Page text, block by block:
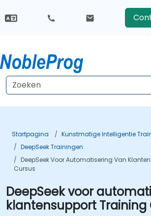
Startpagina
Kunstmatige Intelligentie
DeepSeek Trainingen
DeepSeek Voor Automatisering Van
Cursus
DeepSeek voor
klantensupport Training